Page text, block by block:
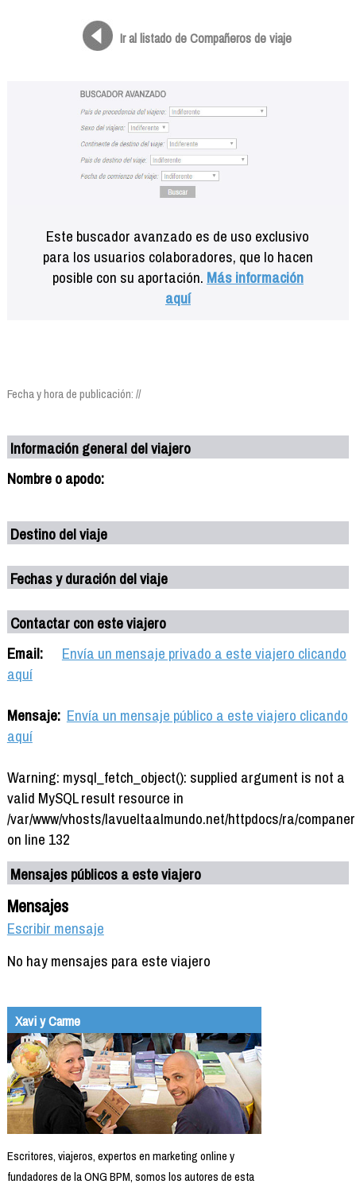
Ir al listado de Compañeros de viaje
Este buscador avanzado es de uso exclusivo
para los usuarios colaboradores, que lo hacen
posible con su aportación. Más información
aquí
Fecha y hora de publicación: //
Información general del viajero
Nombre o apodo:
Destino del viaje
Fechas y duración del viaje
Contactar con este viajero
Email:
Envía un mensaje privado a este viajero clicando
aquí
Mensaje: Envía un mensaje público a este viajero clicando
aquí
Warning: mysql_fetch_object(): supplied argument is not a
valid MySQL result resource in
/var/www/vhosts/lavueltaalmundo.net/httpdocs/ra/
on line 132
Mensajes públicos a este viajero
Mensajes
Escribir mensaje
No hay mensajes para este viajero
Xavi y Carme
Escritores, viajeros, expertos en marketing online y
fundadores de la ONG BPM, somos los autores de esta